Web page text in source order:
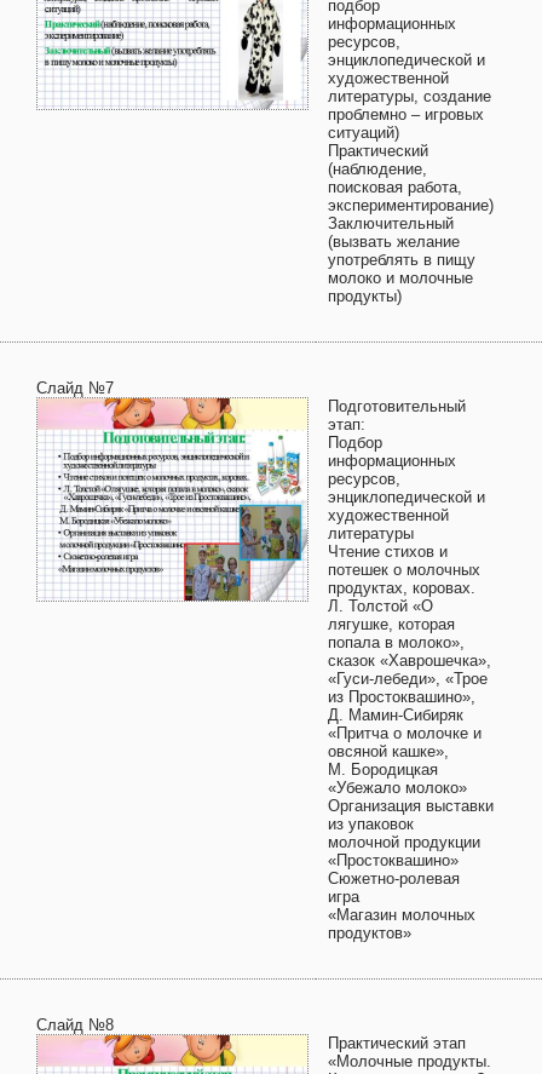
подбор
информационных
ресурсов,
энциклопедической и
художественной
литературы, создание
проблемно – игровых
ситуаций)
Практический
(наблюдение,
поисковая работа,
экспериментирование)
Заключительный
(вызвать желание
употреблять в пищу
молоко и молочные
продукты)
Слайд №7
Подготовительный
этап:
Подбор
информационных
ресурсов,
энциклопедической и
художественной
литературы
Чтение стихов и
потешек о молочных
продуктах, коровах.
Л. Толстой «О
лягушке, которая
попала в молоко»,
сказок «Хаврошечка»,
«Гуси-лебеди», «Трое
из Простоквашино»,
Д. Мамин-Сибиряк
«Притча о молочке и
овсяной кашке»,
М. Бородицкая
«Убежало молоко»
Организация выставки
из упаковок
молочной продукции
«Простоквашино»
Сюжетно-ролевая
игра
«Магазин молочных
продуктов»
Слайд №8
Практический этап
«Молочные продукты.